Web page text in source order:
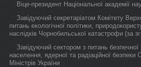
Віце-президент Національної академії
Завідуючий секретаріатом Комітету
питань екологічної політики,
наслідків Чорнобильської катастрофи (за
Завідуючий сектором з питань безпечної
населення, ядерної та радіаційної безпеки
Міністрів України